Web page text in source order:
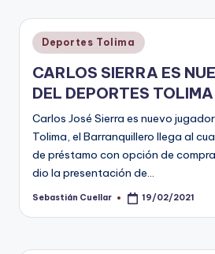
V
n
o
ti
n
t
o
Publicado
en
Deportes Tolima
CARLOS SIERRA ES
DEL DEPORTES TOLIMA
Carlos José Sierra es nuevo
Tolima, el Barranquillero llega al
de préstamo con opción de
dio la presentación de…
Publicado
Sebastián Cuellar 19/02/2021